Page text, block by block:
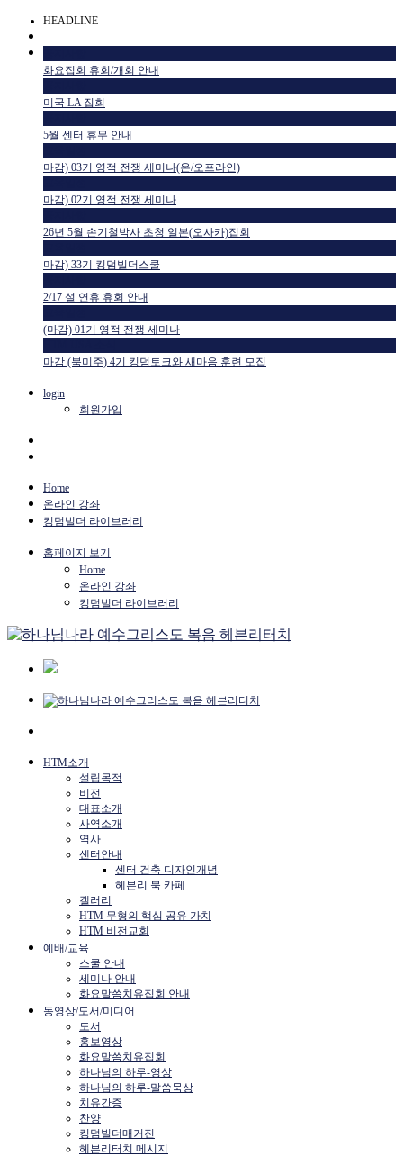
HEADLINE
화요집회 휴회/개회 안내
미국 LA 집회
5월 센터 휴무 안내
마감) 03기 영적 전쟁 세미나(온/오프라인)
마감) 02기 영적 전쟁 세미나
26년 5월 손기철박사 초청 일본(오사카)집회
마감) 33기 킹덤빌더스쿨
2/17 설 연휴 휴회 안내
(마감) 01기 영적 전쟁 세미나
마감 (북미주) 4기 킹덤토크와 새마음 훈련 모집
login
회원가입
Home
온라인 강좌
킹덤빌더 라이브러리
홈페이지 보기
Home
온라인 강좌
킹덤빌더 라이브러리
HTM소개
설립목적
비전
대표소개
사역소개
역사
센터안내
센터 건축 디자인개념
헤븐리 북 카페
갤러리
HTM 무형의 핵심 공유 가치
HTM 비전교회
예배/교육
스쿨 안내
세미나 안내
화요말씀치유집회 안내
동영상/도서/미디어
도서
홍보영상
화요말씀치유집회
하나님의 하루-영상
하나님의 하루-말씀묵상
치유간증
찬양
킹덤빌더매거진
헤븐리터치 메시지